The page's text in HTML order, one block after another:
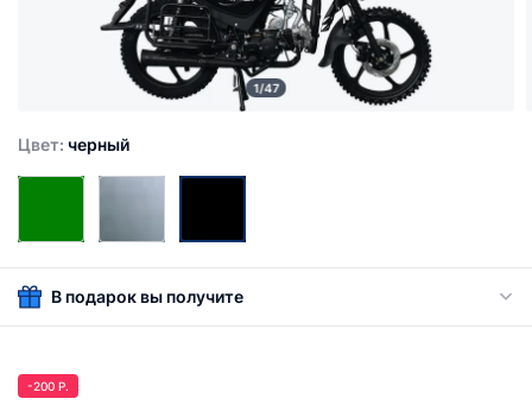
1/47
Цвет: черный
В подарок вы получите
-200 Р.